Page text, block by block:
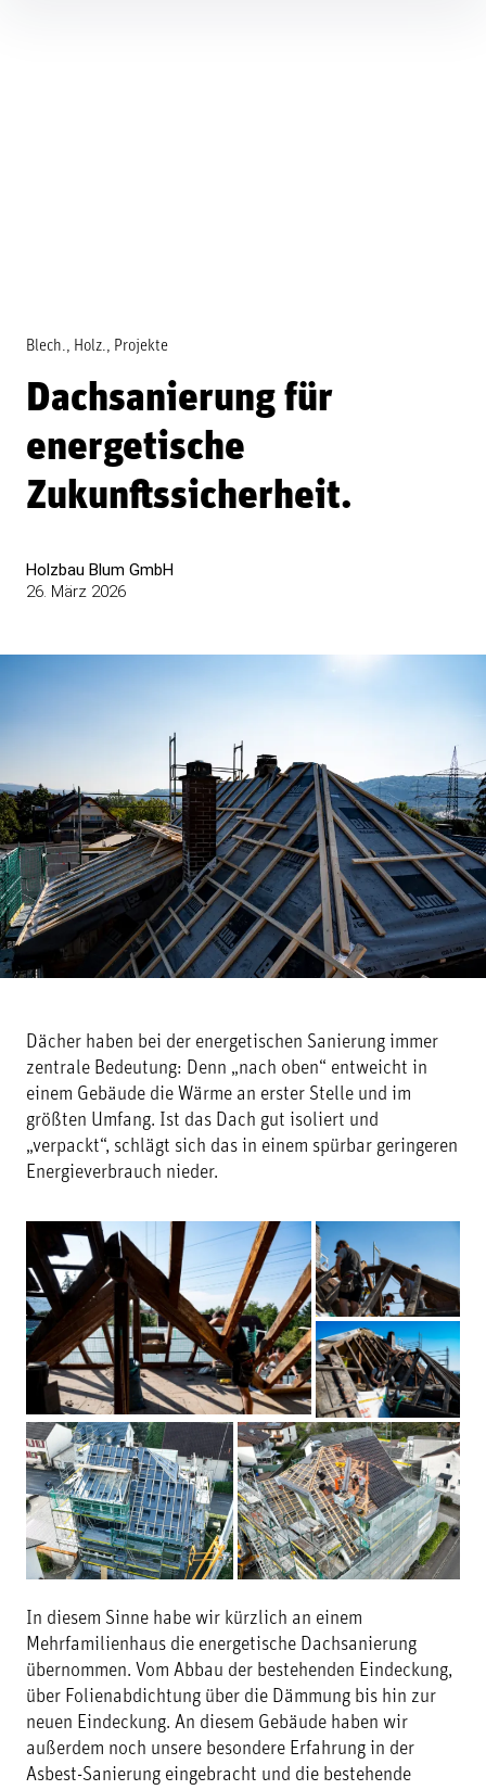
Blech. Holz. Projekte
Dachsanierung für
energetische
Zukunftssicherheit.
Holzbau Blum GmbH
26. März 2026
Dächer haben bei der energetischen Sanierung immer
zentrale Bedeutung: Denn „nach oben“ entweicht in
einem Gebäude die Wärme an erster Stelle und im
größten Umfang. Ist das Dach gut isoliert und
„verpackt“, schlägt sich das in einem spürbar geringeren
Energieverbrauch nieder.
In diesem Sinne habe wir kürzlich an einem
Mehrfamilienhaus die energetische Dachsanierung
übernommen. Vom Abbau der bestehenden Eindeckung,
über Folienabdichtung über die Dämmung bis hin zur
neuen Eindeckung. An diesem Gebäude haben wir
außerdem noch unsere besondere Erfahrung in der
Asbest-Sanierung eingebracht und die bestehende